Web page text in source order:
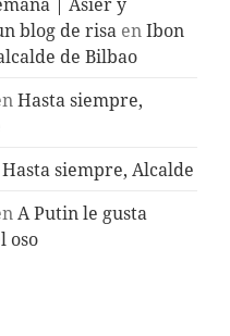
blog de risa enIbon
de Bilbao
Hasta siempre,
Hasta siempre, Alcalde
A Putin le gusta
oso